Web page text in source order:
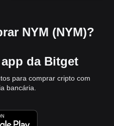
NYM (NYM)?
da Bitget
para comprar cripto com
bancária.